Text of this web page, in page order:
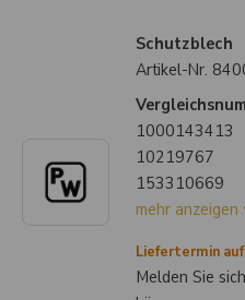
Schutzblech
Artikel-Nr.
1000143413
10219767
153310669
mehr anzeigen
Liefertermin
Melden Sie